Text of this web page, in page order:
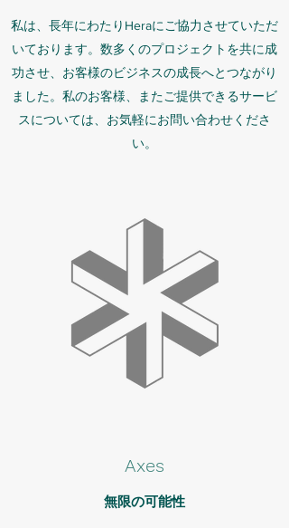
私は、長年にわたりHeraにご協力させていただ
いております。数多くのプロジェクトを共に成
功させ、お客様のビジネスの成長へとつながり
ました。私のお客様、またご提供できるサービ
スについては、お気軽にお問い合わせくださ
い。
Axes
無限の可能性